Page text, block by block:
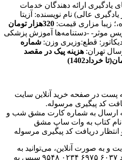
یادگیری ارائه دهندگان خدمات
عالی) نام نویسنده: آزیتا
زیبا مزاری قیمت:
موضوع: تدریس موثر- -دستنامه‌ها آموزش پزشکی
قطع:وزیری وزن: شماره
تهران: هزینه پیک در مقصد
پست در صفحه خرید آنلاین سایت
کد پیگیری مرسوله.
ارسال به شماره کارت مشق شب و
نام کتاب به وات ساپ مشق
و به صورت آنلاین، می‌توانید به
کارت مشق شب پرداخت کنید ۶۰۳۷ ۶۹۷۵ ۰۲۳۴ ۹۵۴۸ سپس به